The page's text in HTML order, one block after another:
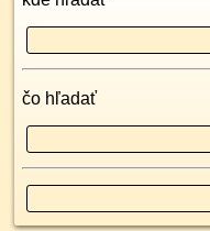
čo hľadať